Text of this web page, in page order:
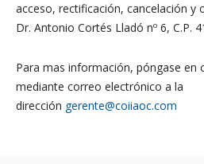
acceso, rectificación, cancelación y
Dr. Antonio Cortés Lladó nº 6, C.P.
Para mas información, póngase
mediante correo electrónico a la
dirección gerente@coiiaoc.com